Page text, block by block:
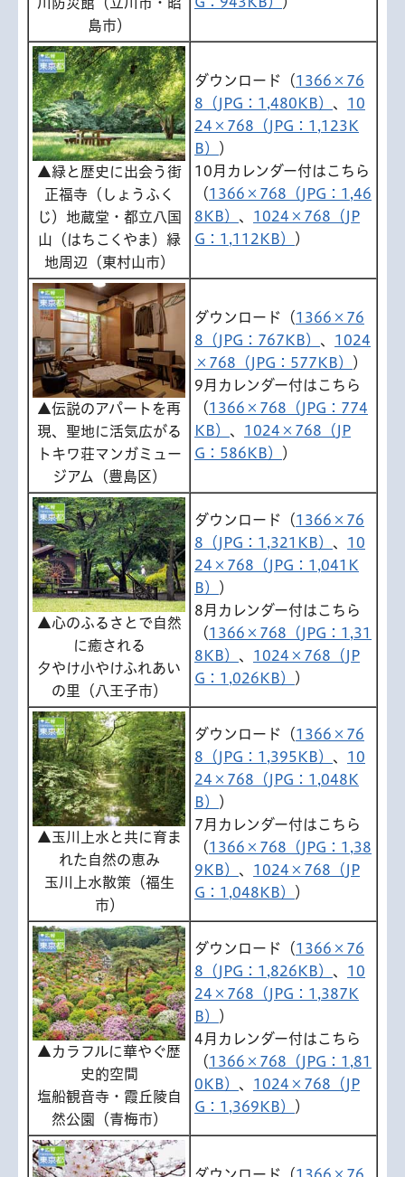
島市）
▲緑と歴史に出会う街
正福寺（しょうふく
じ）地蔵堂・都立八国
山（はちこくやま）緑
地周辺（東村山市）
ダウンロード（1366×76
8（JPG：1,480KB） 、 10
24×768（JPG：1,123K
B）
）
10月カレンダー付はこちら
（1366×768（JPG：1,46
8KB） 、 1024×768（JP
G：1,112KB）
）
▲伝説のアパートを再
現、聖地に活気広がる
トキワ荘マンガミュー
ジアム（豊島区）
ダウンロード（1366×76
8（JPG：767KB） 、 1024
×768（JPG：577KB）
）
9月カレンダー付はこちら
（1366×768（JPG：774
KB） 、 1024×768（JP
G：586KB）
）
▲心のふるさとで自然
に癒される
夕やけ小やけふれあい
の里（八王子市）
ダウンロード（1366×76
8（JPG：1,321KB） 、 10
24×768（JPG：1,041K
B）
）
8月カレンダー付はこちら
（1366×768（JPG：1,31
8KB） 、 1024×768（JP
G：1,026KB）
）
▲玉川上水と共に育ま
れた自然の恵み
玉川上水散策（福生
市）
ダウンロード（1366×76
8（JPG：1,395KB） 、 10
24×768（JPG：1,048K
B）
）
7月カレンダー付はこちら
（1366×768（JPG：1,38
9KB） 、 1024×768（JP
G：1,048KB）
）
▲カラフルに華やぐ歴
史的空間
塩船観音寺・霞丘陵自
然公園（青梅市）
ダウンロード（1366×76
8（JPG：1,826KB） 、 10
24×768（JPG：1,387K
B）
）
4月カレンダー付はこちら
（1366×768（JPG：1,81
0KB） 、 1024×768（JP
G：1,369KB）
）